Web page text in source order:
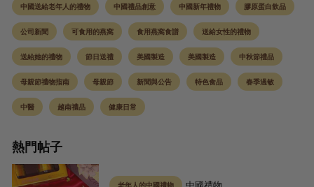
中國送給老年人的禮物 中國禮品創意 中國新年禮物 膠原蛋白飲品
公司新聞 可食用的燕窩 食用燕窩食譜 送給女性的禮物
送給她的禮物 節日送禮 美國製造 美國製造 中秋節禮品
母親節禮物指南 母親節 新聞與公告 特色食品 春季過敏
中醫 越南禮品 健康日常
熱門帖子
老年人的中國禮物